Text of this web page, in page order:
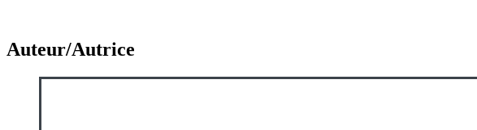
Auteur/Autrice